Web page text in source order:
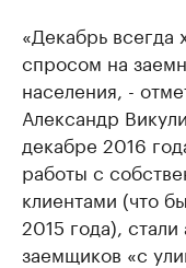
«Декабрь
спросом на
населения, -
Александр
декабре 2016
работы с
клиентами (что
2015 года),
заемщиков «с